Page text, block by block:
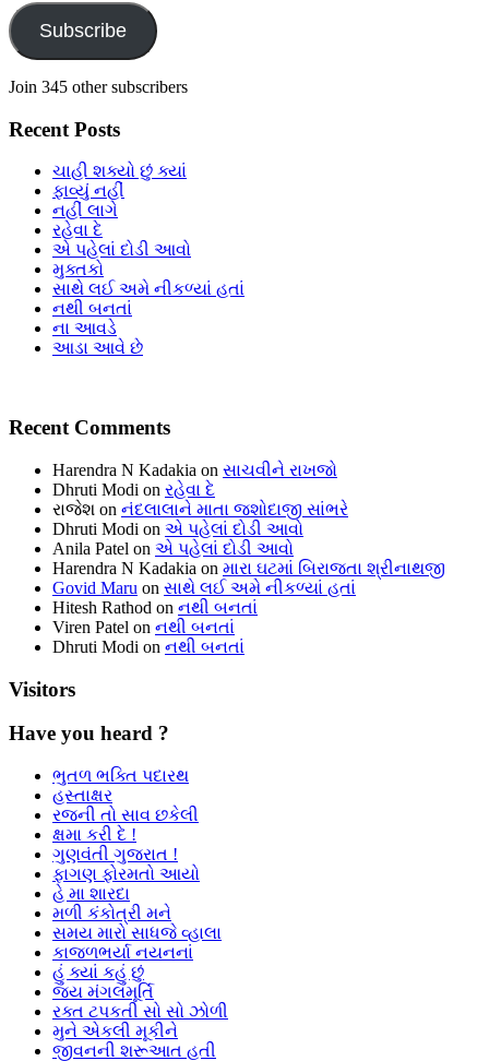
Subscribe
Join 345 other subscribers
Recent Posts
ચાહી શક્યો છું ક્યાં
ફાવ્યું નહીં
નહીં લાગે
રહેવા દે
એ પહેલાં દોડી આવો
મુક્તકો
સાથે લઈ અમે નીકળ્યાં હતાં
નથી બનતાં
ના આવડે
આડા આવે છે
Recent Comments
Harendra N Kadakia on સાચવીને રાખજો
Dhruti Modi on રહેવા દે
રાજેશ on નંદલાલાને માતા જશોદાજી સાંભરે
Dhruti Modi on એ પહેલાં દોડી આવો
Anila Patel on એ પહેલાં દોડી આવો
Harendra N Kadakia on મારા ઘટમાં બિરાજતા શ્રીનાથજી
Govid Maru on સાથે લઈ અમે નીકળ્યાં હતાં
Hitesh Rathod on નથી બનતાં
Viren Patel on નથી બનતાં
Dhruti Modi on નથી બનતાં
Visitors
Have you heard ?
ભુતળ ભક્તિ પદારથ
હસ્તાક્ષર
રજની તો સાવ છકેલી
ક્ષમા કરી દે !
ગુણવંતી ગુજરાત !
ફાગણ ફોરમતો આયો
હે મા શારદા
મળી કંકોત્રી મને
સમય મારો સાધજે વ્હાલા
કાજળભર્યા નયનનાં
હું ક્યાં કહું છું
જય મંગલમૂર્તિ
રક્ત ટપકતી સો સો ઝોળી
મુને એકલી મૂકીને
જીવનની શરૂઆત હતી